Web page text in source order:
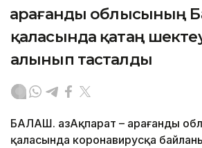
Қарағанды облысының
қаласында қатаң
алынып тасталды
БАЛҚАШ. ҚазАқпарат – Қарағанды
қаласында коронавирусқа